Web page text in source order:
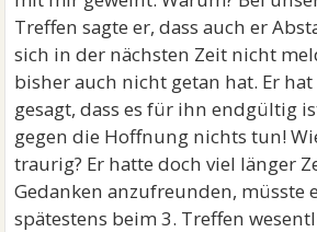
Treffen sagte er, dass auch er
sich in der nächsten Zeit nicht
bisher auch nicht getan hat. Er
gesagt, dass es für ihn endgültig
gegen die Hoffnung nichts tun!
traurig? Er hatte doch viel länger
Gedanken anzufreunden, müsste
spätestens beim 3. Treffen